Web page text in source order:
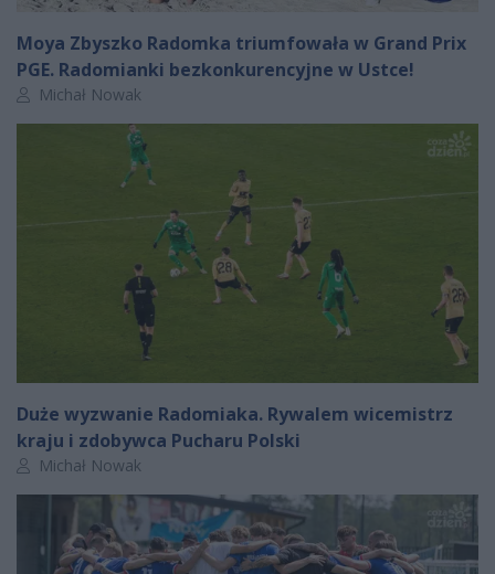
Moya Zbyszko Radomka triumfowała w Grand Prix
PGE. Radomianki bezkonkurencyjne w Ustce!
Autor artykułu:
Michał Nowak
Duże wyzwanie Radomiaka. Rywalem wicemistrz
kraju i zdobywca Pucharu Polski
Autor artykułu:
Michał Nowak